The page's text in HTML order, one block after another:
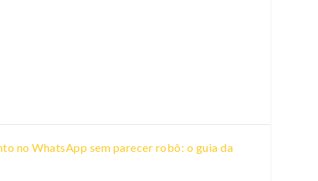
no WhatsApp sem parecer robô: o guia da